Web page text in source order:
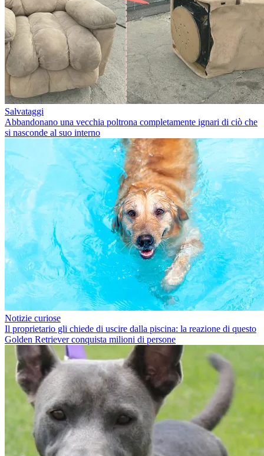
Salvataggi
Abbandonano una vecchia poltrona completamente ignari di ciò che
si nasconde al suo interno
Notizie curiose
Il proprietario gli chiede di uscire dalla piscina: la reazione di questo
Golden Retriever conquista milioni di persone